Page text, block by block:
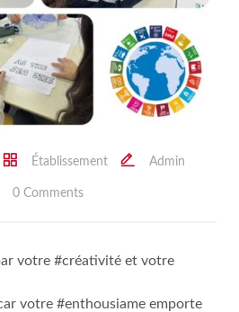
Établissement Admin
0 Comments
votre #créativité et votre
votre #enthousiame emporte